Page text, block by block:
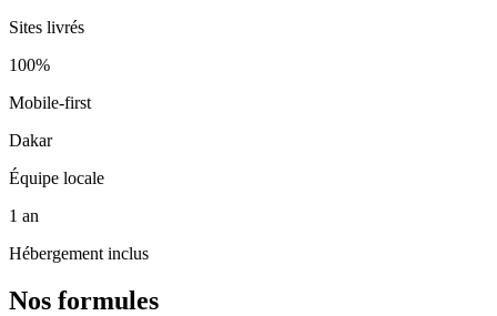
Sites livrés
100%
Mobile-first
Dakar
Équipe locale
1 an
Hébergement inclus
Nos formules